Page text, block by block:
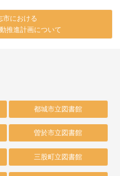
市における
推進計画について
都城市立図書館
曽於市立図書館
三股町立図書館